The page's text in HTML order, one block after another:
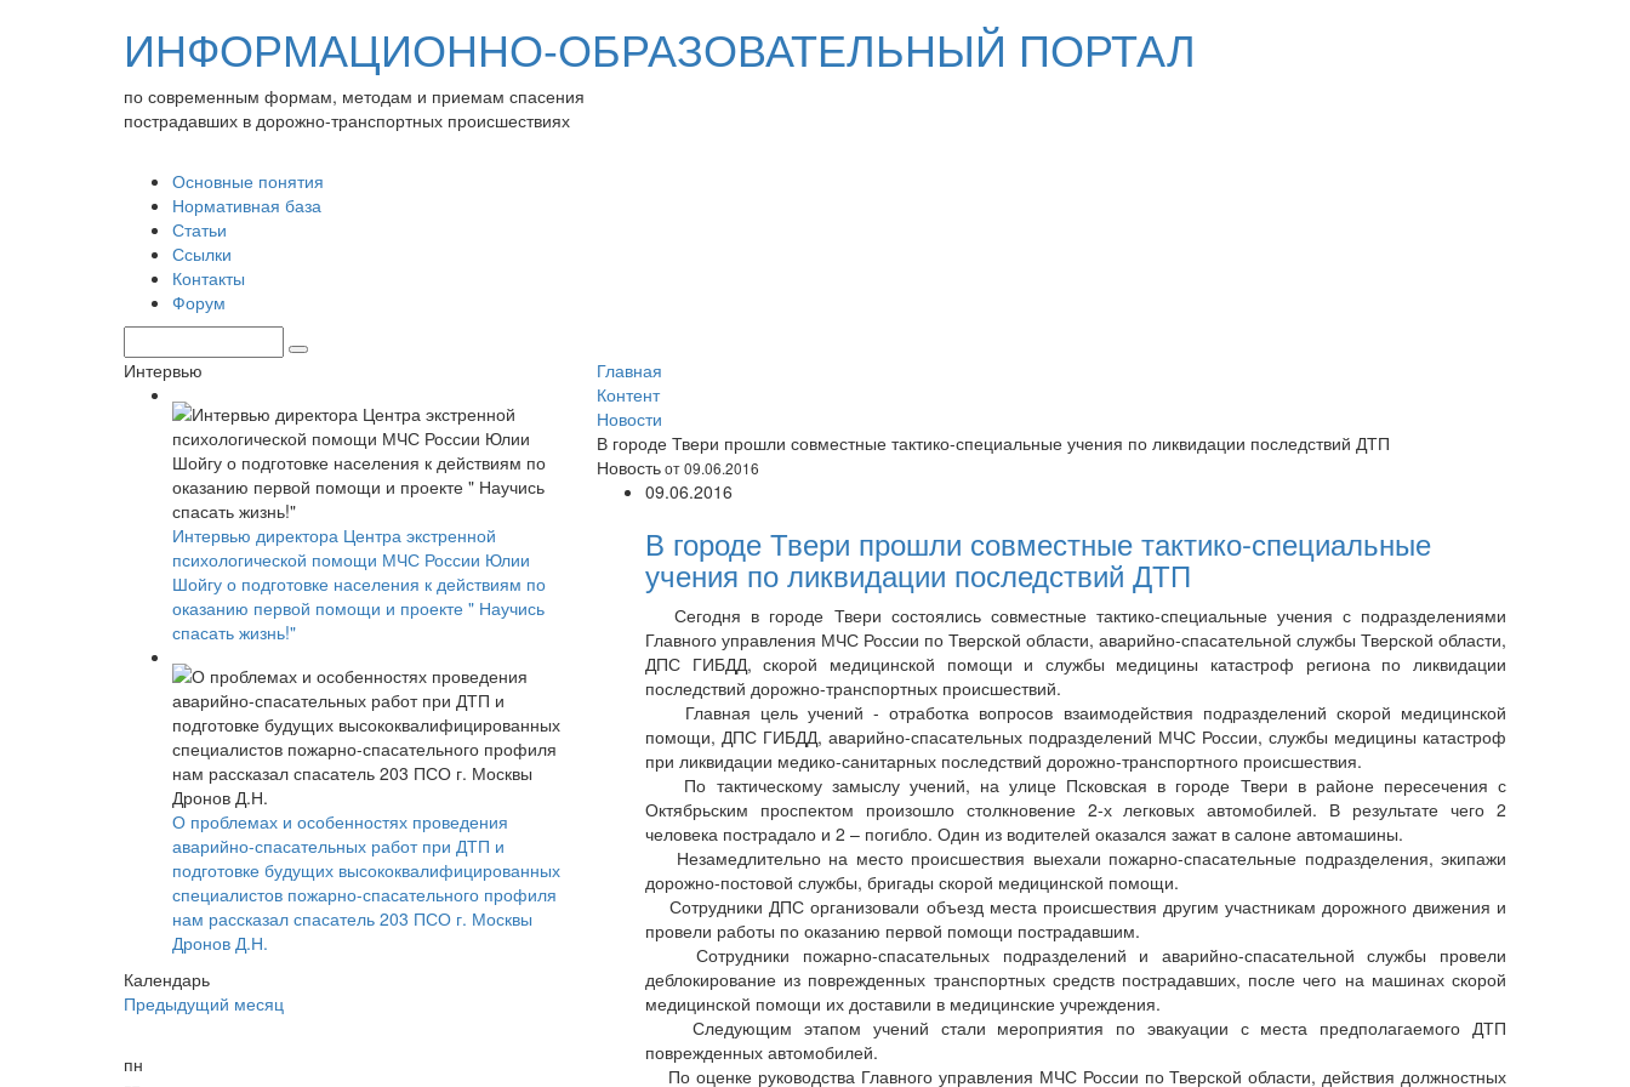
ИНФОРМАЦИОННО-ОБРАЗОВАТЕЛЬНЫЙ ПОРТАЛ
по современным формам, методам и приемам спасения
пострадавших в дорожно-транспортных происшествиях
Основные понятия
Нормативная база
Статьи
Ссылки
Контакты
Форум
Интервью
Интервью директора Центра экстренной
психологической помощи МЧС России Юлии
Шойгу о подготовке населения к действиям по
оказанию первой помощи и проекте " Научись
спасать жизнь!"
О проблемах и особенностях проведения
аварийно-спасательных работ при ДТП и
подготовке будущих высококвалифицированных
специалистов пожарно-спасательного профиля
нам рассказал спасатель 203 ПСО г. Москвы
Дронов Д.Н.
Календарь
Предыдущий месяц
пн
Главная
Контент
Новости
В городе Твери прошли совместные тактико-специальные учения по ликвидации последствий ДТП
Новостьот 09.06.2016
09.06.2016
В городе Твери прошли совместные тактико-специальные
учения по ликвидации последствий ДТП
Сегодня в городе Твери состоялись совместные тактико-специальные учения с подразделениями
Главного управления МЧС России по Тверской области, аварийно-спасательной службы Тверской области,
ДПС ГИБДД, скорой медицинской помощи и службы медицины катастроф региона по ликвидации
последствий дорожно-транспортных происшествий.
Главная цель учений - отработка вопросов взаимодействия подразделений скорой медицинской
помощи, ДПС ГИБДД, аварийно-спасательных подразделений МЧС России, службы медицины катастроф
при ликвидации медико-санитарных последствий дорожно-транспортного происшествия.
По тактическому замыслу учений, на улице Псковская в городе Твери в районе пересечения с
Октябрьским проспектом произошло столкновение 2-х легковых автомобилей. В результате чего 2
человека пострадало и 2 – погибло. Один из водителей оказался зажат в салоне автомашины.
Незамедлительно на место происшествия выехали пожарно-спасательные подразделения, экипажи
дорожно-постовой службы, бригады скорой медицинской помощи.
Сотрудники ДПС организовали объезд места происшествия другим участникам дорожного движения и
провели работы по оказанию первой помощи пострадавшим.
Сотрудники пожарно-спасательных подразделений и аварийно-спасательной службы провели
деблокирование из поврежденных транспортных средств пострадавших, после чего на машинах скорой
медицинской помощи их доставили в медицинские учреждения.
Следующим этапом учений стали мероприятия по эвакуации с места предполагаемого ДТП
поврежденных автомобилей.
По оценке руководства Главного управления МЧС России по Тверской области, действия должностных